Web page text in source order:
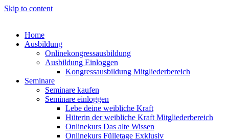
Skip to content
Home
Ausbildung
Onlinekongressausbildung
Ausbildung Einloggen
Kongressausbildung Mitgliederbereich
Seminare
Seminare kaufen
Seminare einloggen
Lebe deine weibliche Kraft
Hüterin der weibliche Kraft Mitgliederbereich
Onlinekurs Das alte Wissen
Onlinekurs Fülletage Exklusiv